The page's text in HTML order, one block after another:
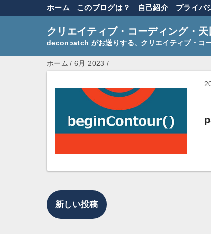
ホーム このブログは？ 自己紹介 プライバ
クリエイティブ・コーディング・天
deconbatch がお送りする、クリエイティブ・コ
ホーム /6月 2023 /
新しい投稿